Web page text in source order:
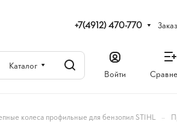
+7(4912) 470-770
Каталог
Войти
колеса профильные для бензопил STIHL –